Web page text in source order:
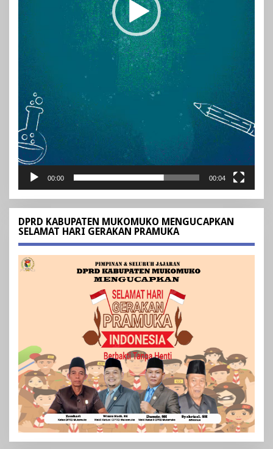
00:00 00:04
DPRD KABUPATEN MUKOMUKO MENGUCAPKAN
SELAMAT HARI GERAKAN PRAMUKA